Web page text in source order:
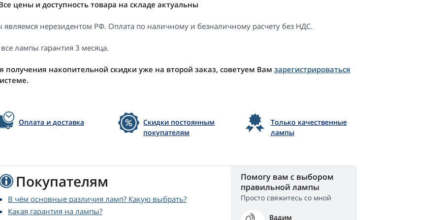
цены и доступность товара на складе актуальны
нерезидентом РФ. Оплата по наличному и безналичному расчету без НДС.
лампы гарантия 3 месяца.
получения накопительной скидки уже на второй заказ, советуем Вам зарегистрироваться
Оплата и доставка
Скидки постоянным
покупателям
Только качественные
лампы
Покупателям
В чём основные различия ламп? Какую выбрать?
Какая гарантия на лампы?
Помогу вам с выбором
правильной лампы
Просто свяжитесь со мной
Вадим